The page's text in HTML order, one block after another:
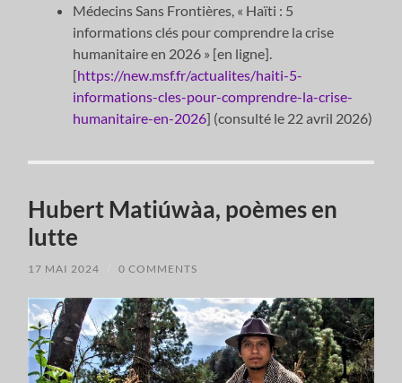
Médecins Sans Frontières, « Haïti : 5
informations clés pour comprendre la crise
humanitaire en 2026 » [en ligne].
[https://new.msf.fr/actualites/haiti-5-
informations-cles-pour-comprendre-la-crise-
humanitaire-en-2026] (consulté le 22 avril 2026)
Hubert Matiúwàa, poèmes en
lutte
17 MAI 2024 0 COMMENTS